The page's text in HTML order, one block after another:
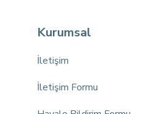
Kurumsal
İletişim
İletişim Formu